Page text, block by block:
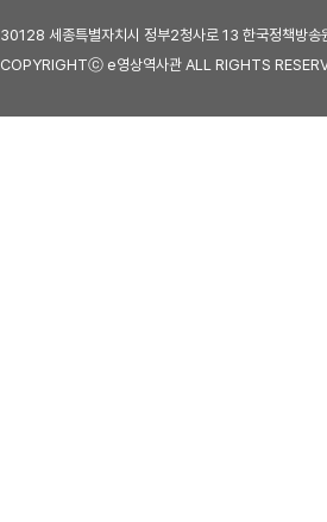
30128 세종특별자치시 정부2청사로 13 한국정책
COPYRIGHTⓒ e영상역사관 ALL RIGHTS